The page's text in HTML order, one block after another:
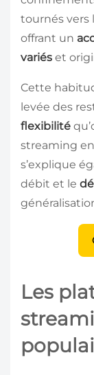
tournés vers
offrant un
variés et
Cette
levée des
flexibilité
streaming
s’explique
débit et le
Les